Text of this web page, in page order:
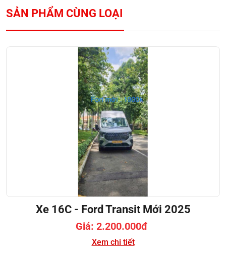
SẢN PHẨM CÙNG LOẠI
Xe 16C - Ford Transit Mới 2025
Giá: 2.200.000đ
Xem chi tiết